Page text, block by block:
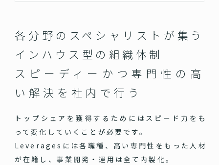
各分野のスペシャリストが集う
インハウス型の組織体制
スピーディーかつ専門性の高
い 解決を社内で行う
トップシェアを獲得するためにはスピード力をも
って変化していくことが必要です。
Leveragesには各職種、高い専門性をもった人材
が在籍し、事業開発・運用は全て内製化。